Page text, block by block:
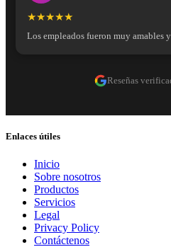
★★★★★
Los empleados fueron muy amables
Reseñas
Enlaces útiles
Inicio
Sobre nosotros
Productos
Servicios
Legal
Privacy Policy
Contáctenos